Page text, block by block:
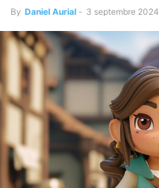
By Daniel Aurial - 3 septembre 2024